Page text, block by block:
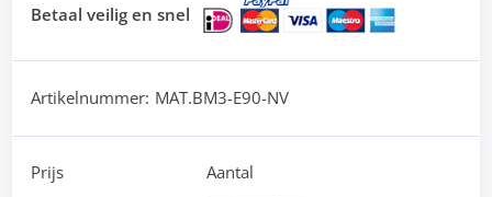
Betaal veilig en snel
Artikelnummer: MAT.BM3-E90-NV
Prijs
Aantal